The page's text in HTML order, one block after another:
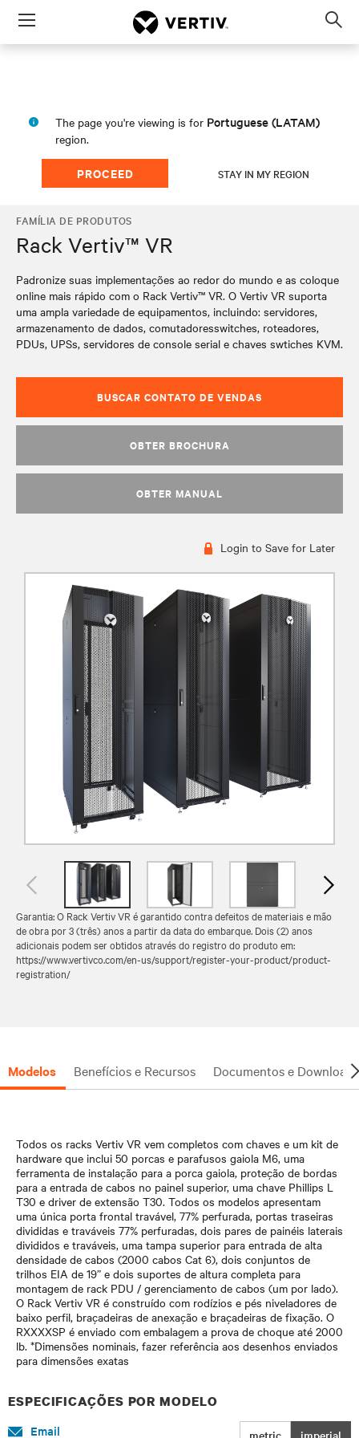
Menu
The page you're viewing is for Portuguese (LATAM)
region.
PROCEED STAY IN MY REGION
FAMÍLIA DE PRODUTOS
Rack Vertiv™ VR
Padronize suas implementações ao redor do mundo e as coloque
online mais rápido com o Rack Vertiv™ VR. O Vertiv VR suporta
uma ampla variedade de equipamentos, incluindo: servidores,
armazenamento de dados, comutadoresswitches, roteadores,
PDUs, UPSs, servidores de console serial e chaves swtiches KVM.
BUSCAR CONTATO DE VENDAS
OBTER BROCHURA
OBTER MANUAL
Login to Save for Later
Garantia: O Rack Vertiv VR é garantido contra defeitos de materiais e mão
de obra por 3 (três) anos a partir da data do embarque. Dois (2) anos
adicionais podem ser obtidos através do registro do produto em:
https://www.vertivco.com/en-us/support/register-your-product/product-
registration/
Modelos Benefícios e Recursos Documentos e Downloads
Todos os racks Vertiv VR vem completos com chaves e um kit de
hardware que inclui 50 porcas e parafusos gaiola M6, uma
ferramenta de instalação para a porca gaiola, proteção de bordas
para a entrada de cabos no painel superior, uma chave Phillips L
T30 e driver de extensão T30. Todos os modelos apresentam
uma única porta frontal travável, 77% perfurada, portas traseiras
divididas e traváveis 77% perfuradas, dois pares de painéis laterais
divididos e traváveis, uma tampa superior para entrada de alta
densidade de cabos (2000 cabos Cat 6), dois conjuntos de
trilhos EIA de 19” e dois suportes de altura completa para
montagem de rack PDU / gerenciamento de cabos (um por lado).
O Rack Vertiv VR é construído com rodízios e pés niveladores de
baixo perfil, braçadeiras de anexação e braçadeiras de fixação. O
RXXXXSP é enviado com embalagem a prova de choque até 2000
lb. *Dimensões nominais, fazer referência aos desenhos enviados
para dimensões exatas
ESPECIFICAÇÕES POR MODELO
metric imperial
Email